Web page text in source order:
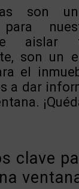
son
para
aislar
son un
el
a dar
clave